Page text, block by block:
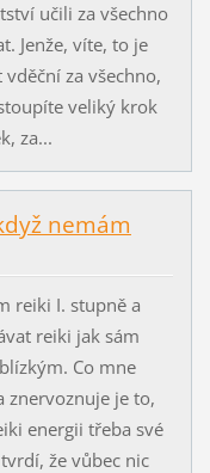
učili za všechno
Jenže, víte, to je
za všechno,
veliký krok
za...
nemám
reiki I. stupně a
reiki jak sám
Co mne
znervoznuje je to,
energii třeba své
že vůbec nic